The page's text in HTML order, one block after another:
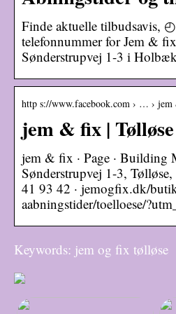
Finde aktuelle tilbudsavis,
telefonnummer for Jem &
Sønderstrupvej 1-3 i
http s://www.facebook.com › … ›
jem & fix |
jem & fix · Page · Building
Sønderstrupvej 1-3,
41 93 42 · jemogfix.dk/
aabningstider/toelloese/
Keywords: jem og fix tølløse